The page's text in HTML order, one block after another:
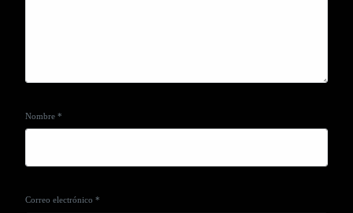
Nombre*
Correo electrónico*